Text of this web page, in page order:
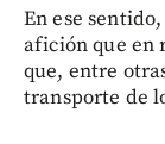
En ese
afición que en
que, entre
transporte de